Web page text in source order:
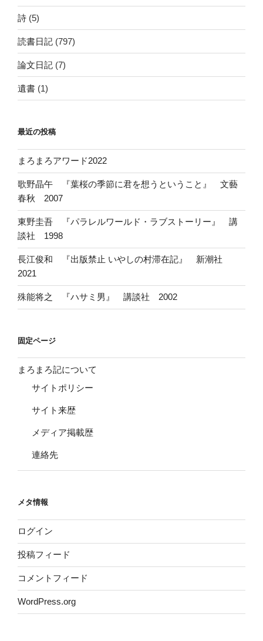
詩 (5)
読書日記 (797)
論文日記 (7)
遺書 (1)
最近の投稿
まろまろアワード2022
歌野晶午 『葉桜の季節に君を想うということ』 文藝
春秋 2007
東野圭吾 『パラレルワールド・ラブストーリー』 講
談社 1998
長江俊和 『出版禁止 いやしの村滞在記』 新潮社
2021
殊能将之 『ハサミ男』 講談社 2002
固定ページ
まろまろ記について
サイトポリシー
サイト来歴
メディア掲載歴
連絡先
メタ情報
ログイン
投稿フィード
コメントフィード
WordPress.org